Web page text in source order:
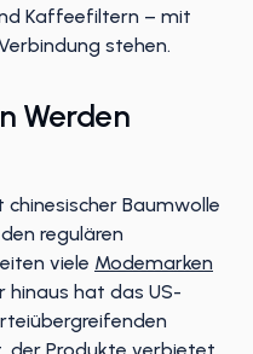
Kaffeefiltern – mit
stehen.
Werden
Baumwolle
regulären
viele Modemarken
hinaus hat das US-